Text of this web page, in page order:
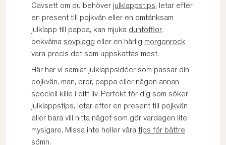
Oavsett om du behöver julklappstips, letar efter
en present till pojkvän eller en omtänksam
julklapp till pappa, kan mjuka duntofflor,
bekväma sovplagg eller en härlig morgonrock
vara precis det som uppskattas mest.
Här har vi samlat julklappsidéer som passar din
pojkvän, man, bror, pappa eller någon annan
speciell kille i ditt liv. Perfekt för dig som söker
julklappstips, letar efter en present till pojkvän
eller bara vill hitta något som gör vardagen lite
mysigare. Missa inte heller våra tips för bättre
sömn.